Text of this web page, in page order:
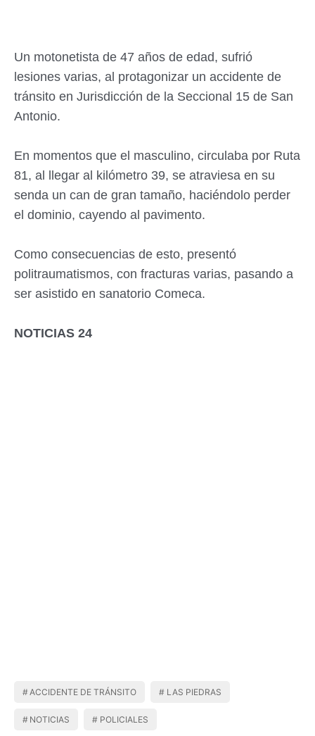
Un motonetista de 47 años de edad, sufrió
lesiones varias, al protagonizar un accidente de
tránsito en Jurisdicción de la Seccional 15 de San
Antonio.
En momentos que el masculino, circulaba por Ruta
81, al llegar al kilómetro 39, se atraviesa en su
senda un can de gran tamaño, haciéndolo perder
el dominio, cayendo al pavimento.
Como consecuencias de esto, presentó
politraumatismos, con fracturas varias, pasando a
ser asistido en sanatorio Comeca.
NOTICIAS 24
ACCIDENTE DE TRÁNSITO LAS PIEDRAS
NOTICIAS POLICIALES